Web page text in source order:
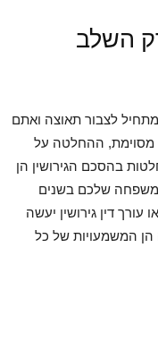
השלב
לצבור תאוצה ואתם
מסוימת, ההחלטה על
בהסכם הגירושין הן
שלכם בשנים
או עורך דין גירושין יעשה
המשמעויות של כל